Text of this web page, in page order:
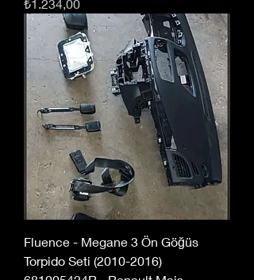
₺1.234,00
Fluence - Megane 3 Ön Göğüs
Torpido Seti (2010-2016)